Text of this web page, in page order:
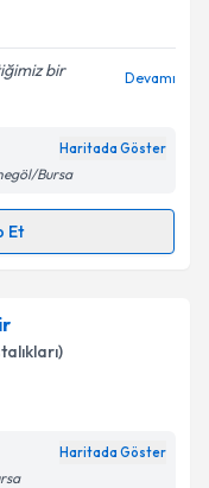
ilişkinAydınlatma
belirtilen
bir
Devamı
Haritada Göster
Bursa
Et
takvimi talebi
almanız için bir
bilgilendireceğiz.
Haritada Göster